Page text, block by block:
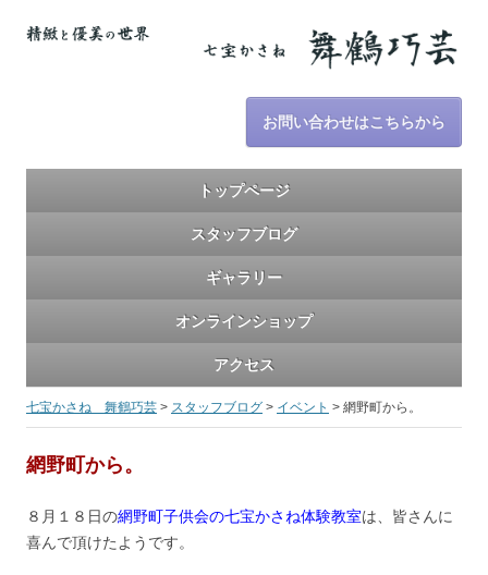
お問い合わせはこちらから
トップページ
スタッフブログ
ギャラリー
オンラインショップ
アクセス
七宝かさね 舞鶴巧芸 > スタッフブログ > イベント > 網野町から。
網野町から。
８月１８日の網野町子供会の七宝かさね体験教室は、皆さんに
喜んで頂けたようです。